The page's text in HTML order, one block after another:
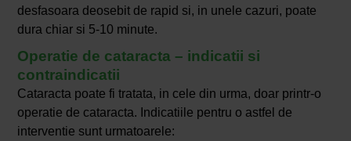
desfasoara deosebit de rapid si, in unele cazuri, poate
dura chiar si 5-10 minute.
Operatie de cataracta – indicatii si
contraindicatii
Cataracta poate fi tratata, in cele din urma, doar printr-o
operatie de cataracta. Indicatiile pentru o astfel de
interventie sunt urmatoarele: